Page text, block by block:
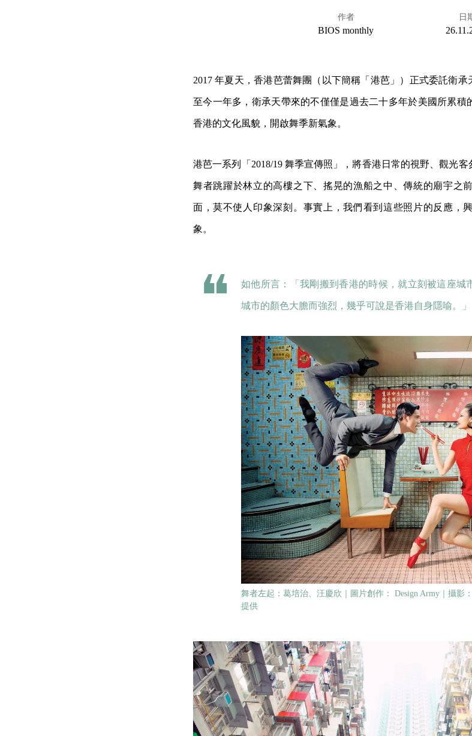
作者
BIOS monthly
日
2017 年夏天，香港芭蕾舞團（以下簡稱「港芭」）正式委託衛承
至今一年多，衛承天帶來的不僅僅是過去二十多年於美國所累積
香港的文化風貌，開啟舞季新氣象。
港芭一系列「2018/19 舞季宣傳照」，將香港日常的視野、觀光
舞者跳躍於林立的高樓之下、搖晃的漁船之中、傳統的廟宇之
面，莫不使人印象深刻。事實上，我們看到這些照片的反應，
象。
如他所言：「我剛搬到香港的時候，就立刻被這座城
城市的顏色大膽而強烈，幾乎可說是香港自身隱喻。」
舞者左起：葛培治、汪慶欣｜圖片創作： Design Army｜攝影：
提供